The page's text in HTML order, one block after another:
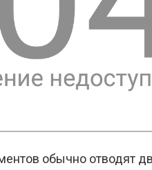
обычно отводят